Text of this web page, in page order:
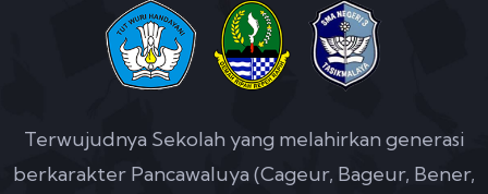
Terwujudnya Sekolah yang melahirkan generasi
berkarakter Pancawaluya (Cageur, Bageur, Bener,